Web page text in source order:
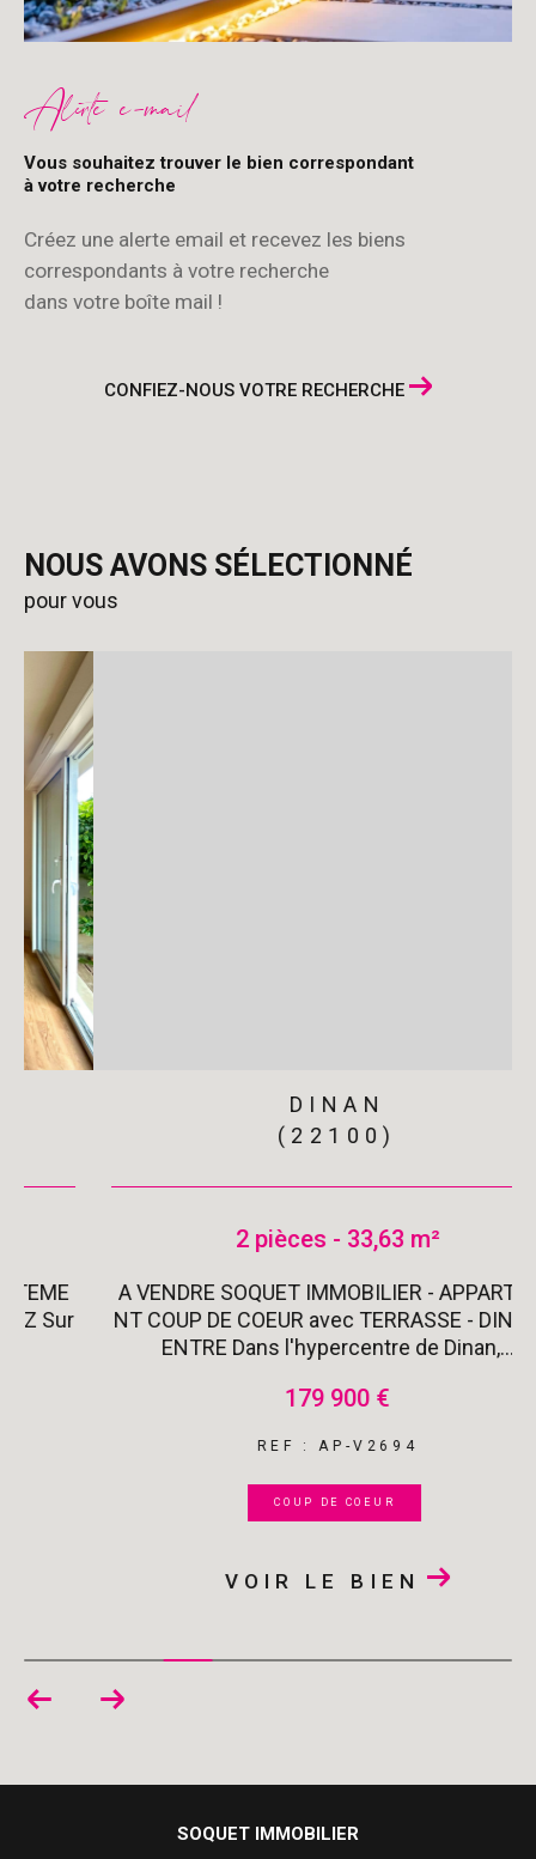
Alerte e-mail
Vous souhaitez trouver le bien correspondant
à votre recherche
Créez une alerte email et recevez les biens
correspondants à votre recherche
dans votre boîte mail !
CONFIEZ-NOUS VOTRE RECHERCHE
NOUS AVONS SÉLECTIONNÉ
pour vous
DINAN
(22100)
2 pièces - 33,63 m²
A VENDRE SOQUET IMMOBILIER - APPARTEME
NT COUP DE COEUR avec TERRASSE - DINAN C
ENTRE Dans l'hypercentre de Dinan,...
179 900 €
REF : AP-V2694
COUP DE COEUR
VOIR LE BIEN
SOQUET IMMOBILIER